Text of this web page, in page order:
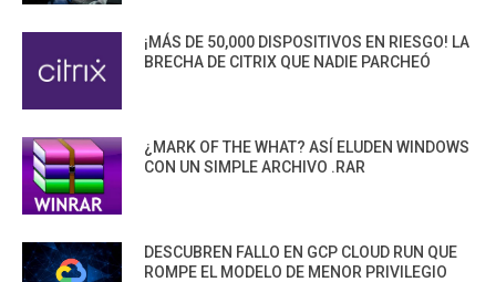
¡MÁS DE 50,000 DISPOSITIVOS EN RIESGO! LA
BRECHA DE CITRIX QUE NADIE PARCHEÓ
¿MARK OF THE WHAT? ASÍ ELUDEN WINDOWS
CON UN SIMPLE ARCHIVO .RAR
DESCUBREN FALLO EN GCP CLOUD RUN QUE
ROMPE EL MODELO DE MENOR PRIVILEGIO